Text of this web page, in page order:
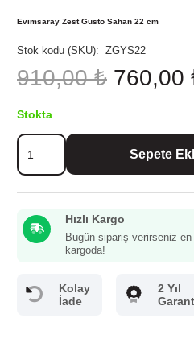
Evimsaray Zest Gusto Sahan 22 cm
Stok kodu (SKU): ZGYS22
910,00₺ Orijinal
fiyat:
760,00
Stokta
Evimsaray
Zest
Gusto
cm
adet
Sepete
Hızlı Kargo
Bugün sipariş verirseniz en
kargoda!
Kolay
İade
2 Yıl